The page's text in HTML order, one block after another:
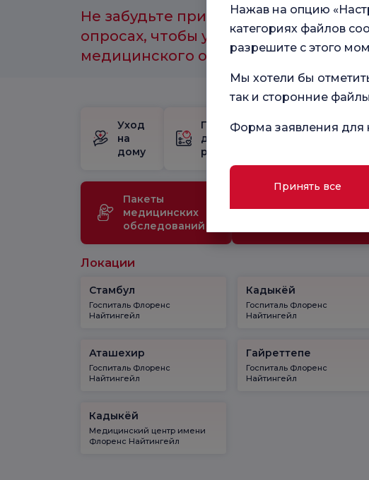
Уход
на
дому
Пакет
для
родов
Школа для
Пакеты
медицинских
обследований
Локации
Стамбул
Госпиталь Флоренс
Найтингейл
Кадыкёй
Госпиталь Флоренс
Найтингейл
Аташехир
Госпиталь Флоренс
Найтингейл
Гайреттепе
Госпиталь Флоренс
Найтингейл
Кадыкёй
Медицинский центр имени
Флоренс Найтингейл
Не забудьте принять участие в
опросах, чтобы улучшить качество
медицинского обслуживания.
Нажав на опцию
категориях файлов
разрешите с этого
Мы хотели бы
так и сторонние
Форма заявления для
Принять все